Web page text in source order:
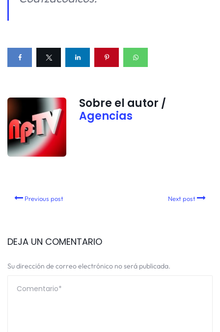
Sobre el autor /
Agencias
Previous post Next post
DEJA UN COMENTARIO
Su dirección de correo electrónico no será publicada.